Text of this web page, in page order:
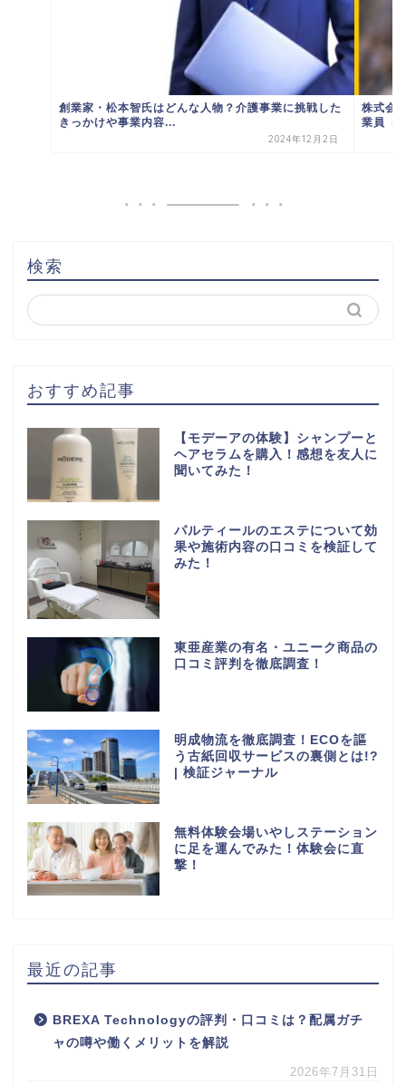
創業家・松本智氏はどんな人物？介護事業に挑戦した
きっかけや事業内容...
2024年12月2日
株式会
業員（
検索
おすすめ記事
【モデーアの体験】シャンプーと
ヘアセラムを購入！感想を友人に
聞いてみた！
パルティールのエステについて効
果や施術内容の口コミを検証して
みた！
東亜産業の有名・ユニーク商品の
口コミ評判を徹底調査！
明成物流を徹底調査！ECOを謳
う古紙回収サービスの裏側とは!?
| 検証ジャーナル
無料体験会場いやしステーション
に足を運んでみた！体験会に直
撃！
最近の記事
BREXA Technologyの評判・口コミは？配属ガチ
ャの噂や働くメリットを解説
2026年7月31日